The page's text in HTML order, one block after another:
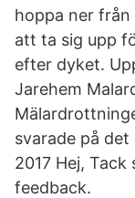
hoppa ner
att ta sig upp
efter dyket.
Jarehem
svarade på
2017 Hej,
feedback.